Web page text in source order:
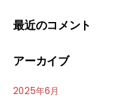
最近のコメント
アーカイブ
2025年6月